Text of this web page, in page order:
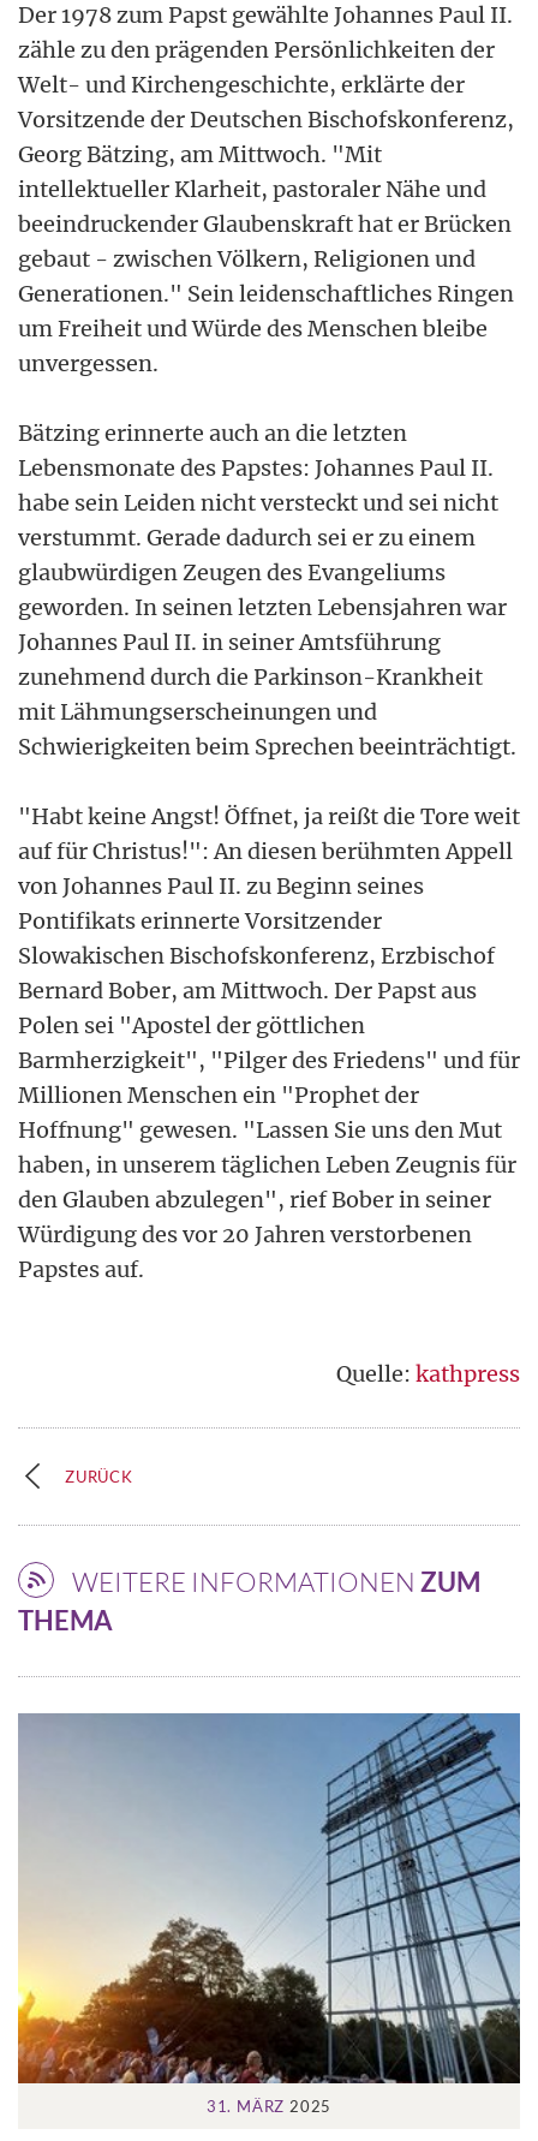
Der 1978 zum Papst gewählte Johannes Paul II.
zähle zu den prägenden Persönlichkeiten der
Welt- und Kirchengeschichte, erklärte der
Vorsitzende der Deutschen Bischofskonferenz,
Georg Bätzing, am Mittwoch. "Mit
intellektueller Klarheit, pastoraler Nähe und
beeindruckender Glaubenskraft hat er Brücken
gebaut - zwischen Völkern, Religionen und
Generationen." Sein leidenschaftliches Ringen
um Freiheit und Würde des Menschen bleibe
unvergessen.
Bätzing erinnerte auch an die letzten
Lebensmonate des Papstes: Johannes Paul II.
habe sein Leiden nicht versteckt und sei nicht
verstummt. Gerade dadurch sei er zu einem
glaubwürdigen Zeugen des Evangeliums
geworden. In seinen letzten Lebensjahren war
Johannes Paul II. in seiner Amtsführung
zunehmend durch die Parkinson-Krankheit
mit Lähmungserscheinungen und
Schwierigkeiten beim Sprechen beeinträchtigt.
"Habt keine Angst! Öffnet, ja reißt die Tore weit
auf für Christus!": An diesen berühmten Appell
von Johannes Paul II. zu Beginn seines
Pontifikats erinnerte Vorsitzender
Slowakischen Bischofskonferenz, Erzbischof
Bernard Bober, am Mittwoch. Der Papst aus
Polen sei "Apostel der göttlichen
Barmherzigkeit", "Pilger des Friedens" und für
Millionen Menschen ein "Prophet der
Hoffnung" gewesen. "Lassen Sie uns den Mut
haben, in unserem täglichen Leben Zeugnis für
den Glauben abzulegen", rief Bober in seiner
Würdigung des vor 20 Jahren verstorbenen
Papstes auf.
Quelle: kathpress
ZURÜCK
WEITERE INFORMATIONEN ZUM
THEMA
31. MÄRZ 2025